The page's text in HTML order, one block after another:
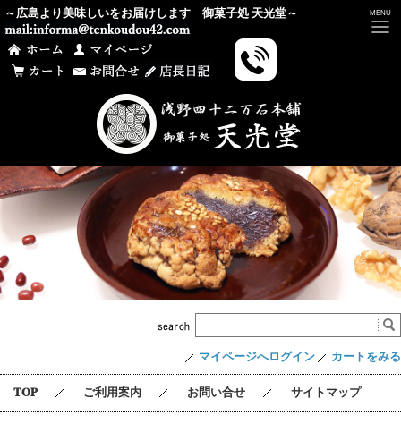
MENUt
～広島より美味しいをお届けします 御菓子処 天光堂～
マイページへログイン カートをみる
TOP ご利用案内 お問い合せ サイトマップ